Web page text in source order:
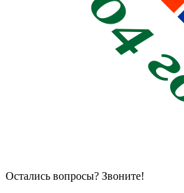
Остались вопросы? Звоните!